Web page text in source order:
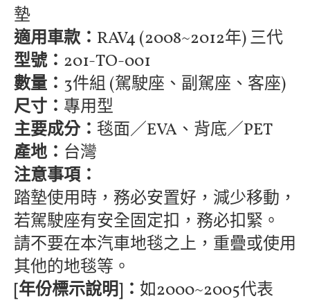
墊
適用車款： RAV4 (2008~2012年) 三代
型號： 201-TO-001
數量： 3件組 (駕駛座、副駕座、客座)
尺寸： 專用型
主要成分： 毯面／EVA、背底／PET
產地： 台灣
注意事項：
踏墊使用時，務必安置好，減少移動，
若駕駛座有安全固定扣，務必扣緊。
請不要在本汽車地毯之上，重疊或使用
其他的地毯等。
[年份標示說明]： 如2000~2005代表